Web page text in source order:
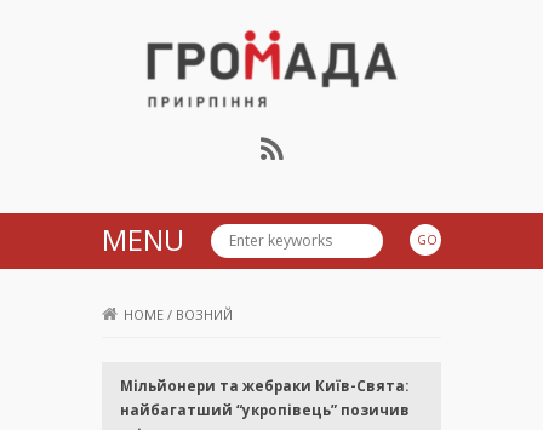
Громада Приірпіння
MENU
HOME / ВОЗНИЙ
Мільйонери та жебраки Київ-Свята:
найбагатший “укропівець” позичив